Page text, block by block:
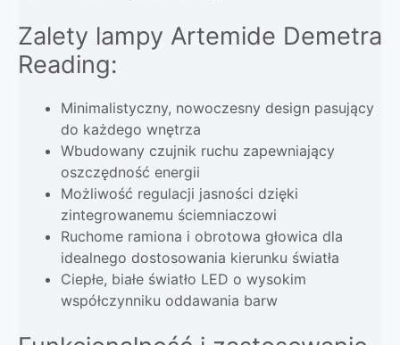
Zalety lampy Artemide Demetra
Reading:
Minimalistyczny, nowoczesny design pasujący
do każdego wnętrza
Wbudowany czujnik ruchu zapewniający
oszczędność energii
Możliwość regulacji jasności dzięki
zintegrowanemu ściemniaczowi
Ruchome ramiona i obrotowa głowica dla
idealnego dostosowania kierunku światła
Ciepłe, białe światło LED o wysokim
współczynniku oddawania barw